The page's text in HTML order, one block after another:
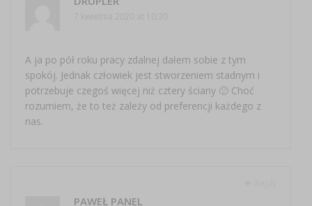
A ja po pół roku pracy zdalnej dałem sobie z tym
spokój. Jednak człowiek jest stworzeniem stadnym i
potrzebuje czegoś więcej niż cztery ściany 🙂 Choć
rozumiem, że to też zależy od preferencji każdego z
nas.
PAWEŁ PANEL